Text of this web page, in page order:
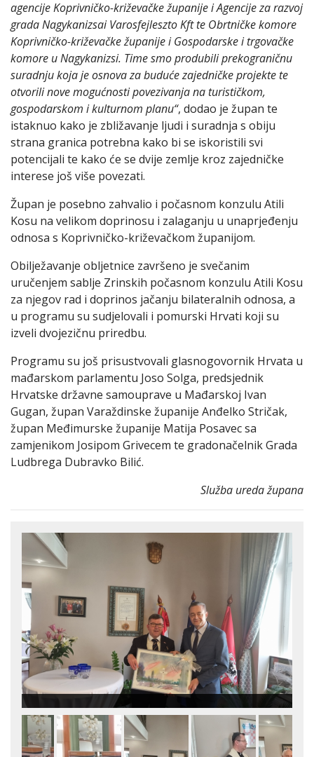
agencije Koprivničko-križevačke županije i Agencije za razvoj
grada Nagykanizsai Varosfejleszto Kft te Obrtničke komore
Koprivničko-križevačke županije i Gospodarske i trgovačke
komore u Nagykanizsi. Time smo produbili prekograničnu
suradnju koja je osnova za buduće zajedničke projekte te
otvorili nove mogućnosti povezivanja na turističkom,
gospodarskom i kulturnom planu“, dodao je župan te
istaknuo kako je zbližavanje ljudi i suradnja s obiju
strana granica potrebna kako bi se iskoristili svi
potencijali te kako će se dvije zemlje kroz zajedničke
interese još više povezati.
Župan je posebno zahvalio i počasnom konzulu Atili
Kosu na velikom doprinosu i zalaganju u unaprjeđenju
odnosa s Koprivničko-križevačkom županijom.
Obilježavanje obljetnice završeno je svečanim
uručenjem sablje Zrinskih počasnom konzulu Atili Kosu
za njegov rad i doprinos jačanju bilateralnih odnosa, a
u programu su sudjelovali i pomurski Hrvati koji su
izveli dvojezičnu priredbu.
Programu su još prisustvovali glasnogovornik Hrvata u
mađarskom parlamentu Joso Solga, predsjednik
Hrvatske državne samouprave u Mađarskoj Ivan
Gugan, župan Varaždinske županije Anđelko Stričak,
župan Međimurske županije Matija Posavec sa
zamjenikom Josipom Grivecem te gradonačelnik Grada
Ludbrega Dubravko Bilić.
Služba ureda župana